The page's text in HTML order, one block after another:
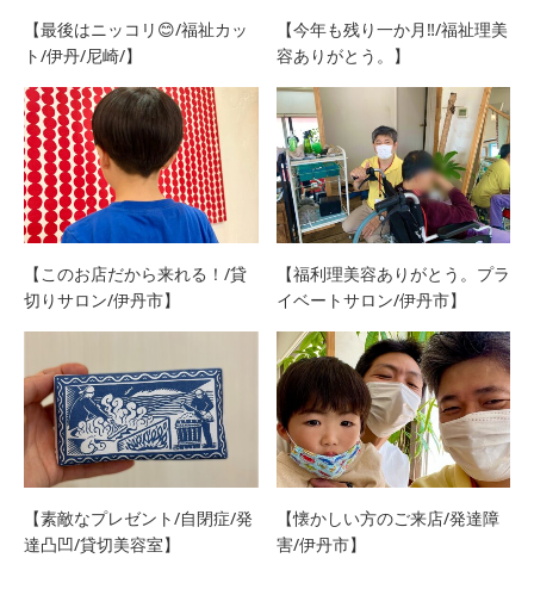
【最後はニッコリ😊/福祉カッ
ト/伊丹/尼崎/】
【今年も残り一か月‼/福祉理美
容ありがとう。】
【このお店だから来れる！/貸
切りサロン/伊丹市】
【福利理美容ありがとう。プラ
イベートサロン/伊丹市】
【素敵なプレゼント/自閉症/発
達凸凹/貸切美容室】
【懐かしい方のご来店/発達障
害/伊丹市】